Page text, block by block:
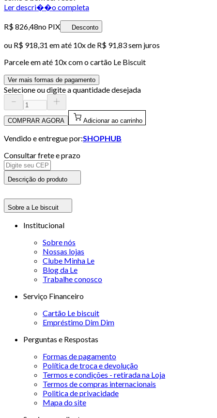
Ler descri��o completa
R$ 826,48no PIX Desconto
ou R$ 918,31 em até 10x de R$ 91,83 sem juros
Parcele em até 10x com o cartão Le Biscuit
Ver mais formas de pagamento
Selecione ou digite a quantidade desejada
COMPRAR AGORA Adicionar ao carrinho
Vendido e entregue por:SHOPHUB
Consultar frete e prazo
Descrição do produto
Sobre a Le biscuit
Institucional
Sobre nós
Nossas lojas
Clube Minha Le
Blog da Le
Trabalhe conosco
Serviço Financeiro
Cartão Le biscuit
Empréstimo Dim Dim
Perguntas e Respostas
Formas de pagamento
Política de troca e devolução
Termos e condições - retirada na Loja
Termos de compras internacionais
Politica de privacidade
Mapa do site